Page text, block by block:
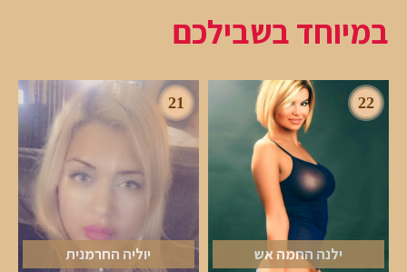
במיוחד בשבילכם
22
ילנה החמה אש
21
יוליה החרמנית